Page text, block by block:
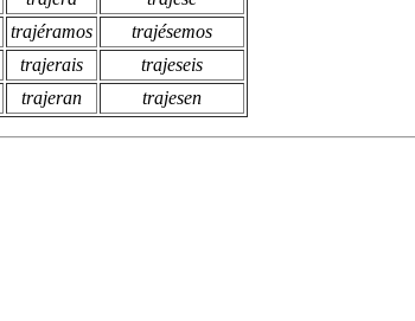
trajéramos
trajésemos
trajerais
trajeseis
trajeran trajesen